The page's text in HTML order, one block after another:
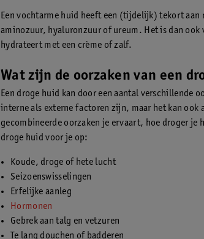
Een vochtarme huid heeft een (tijdelijk) tekort
aminozuur, hyaluronzuur of ureum. Het is dan ook
hydrateert met een crème of zalf.
Wat zijn de oorzaken van een
Een droge huid kan door een aantal verschillende
interne als externe factoren zijn, maar het kan ook
gecombineerde oorzaken je ervaart, hoe droger je
droge huid voor je op:
Koude, droge of hete lucht
Seizoenswisselingen
Erfelijke aanleg
Hormonen
Gebrek aan talg en vetzuren
Te lang douchen of badderen